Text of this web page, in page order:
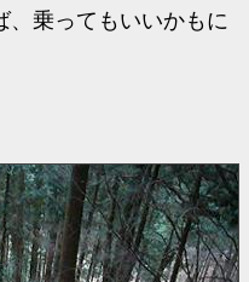
、乗ってもいいかもに